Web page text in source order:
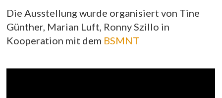
Die Ausstellung wurde organisiert von Tine
Günther, Marian Luft, Ronny Szillo in
Kooperation mit dem BSMNT